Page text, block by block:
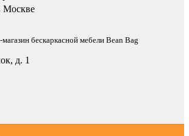
бескаркасной мебели Bean Bag
д. 1